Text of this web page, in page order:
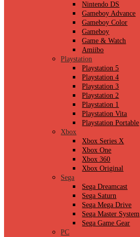
Nintendo DS
Gameboy Advance
Gameboy Color
Gameboy
Game & Watch
Amiibo
Playstation
Playstation 5
Playstation 4
Playstation 3
Playstation 2
Playstation 1
Playstation Vita
Playstation Portable
Xbox
Xbox Series X
Xbox One
Xbox 360
Xbox Original
Sega
Sega Dreamcast
Sega Saturn
Sega Mega Drive
Sega Master System
Sega Game Gear
PC